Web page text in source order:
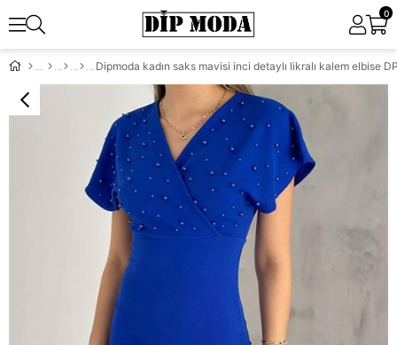
0
Dipmoda kadın saks mavisi inci detaylı likralı kalem elbise